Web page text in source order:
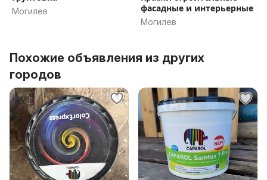
Могилев
фасадные и интерьерные
Могилев
Похожие объявления из других
городов